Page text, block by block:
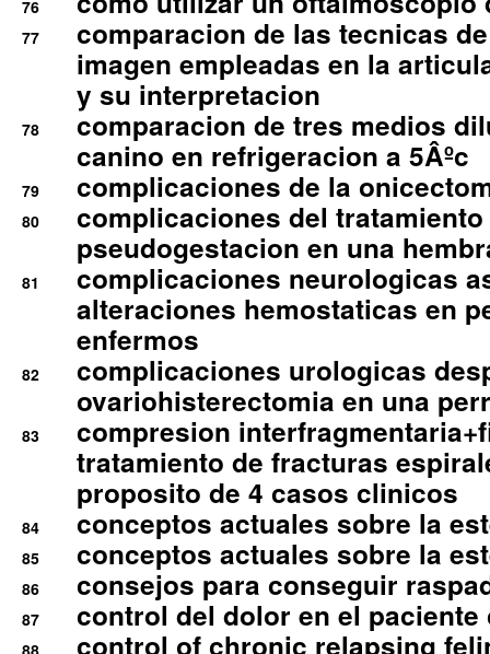
76
77
comparacion de las tecnicas
imagen empleadas en la
y su interpretacion
78
comparacion de tres medios
canino en refrigeracion a 5Âºc
79 complicaciones de la
80
complicaciones del
pseudogestacion en una
81
complicaciones neurologicas
alteraciones hemostaticas en
enfermos
82
complicaciones urologicas
ovariohisterectomia en una
83
compresion
tratamiento de fracturas
proposito de 4 casos clinicos
84 conceptos actuales sobre la
85 conceptos actuales sobre la
86 consejos para conseguir
87 control del dolor en el
control of chronic relapsing